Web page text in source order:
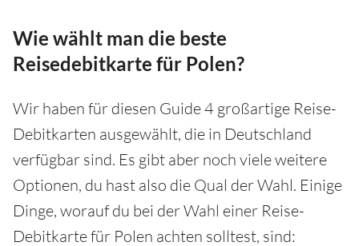
Wie wählt man die beste
Reisedebitkarte für Polen?
Wir haben für diesen Guide 4 großartige Reise-
Debitkarten ausgewählt, die in Deutschland
verfügbar sind. Es gibt aber noch viele weitere
Optionen, du hast also die Qual der Wahl. Einige
Dinge, worauf du bei der Wahl einer Reise-
Debitkarte für Polen achten solltest, sind: